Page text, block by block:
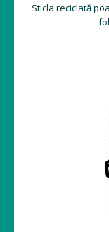
Sticla reciclată